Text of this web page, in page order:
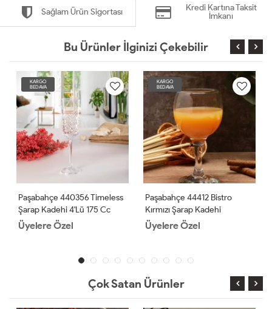
Sağlam Ürün Sigortası
Kredi Kartına Taksit
İmkanı
Bu Ürünler İlginizi Çekebilir
KARGO
BEDAVA
Paşabahçe 440356 Timeless
Şarap Kadehi 4'lü 175 Cc
Üyelere Özel
KARGO
BEDAVA
Paşabahçe 44412 Bistro
Kırmızı Şarap Kadehi
Üyelere Özel
Çok Satan Ürünler